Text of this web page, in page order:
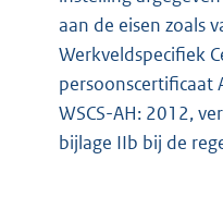
aan de eisen zoals
Werkveldspecifiek
persoonscertificaat
WSCS-AH: 2012,
bijlage IIb bij de